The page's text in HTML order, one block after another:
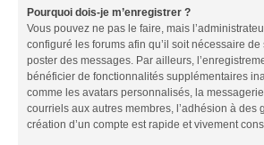
Pourquoi dois-je m’enregistrer ?
Vous pouvez ne pas le faire, mais
configuré les forums afin qu’il soit nécessaire de
poster des messages. Par ailleurs,
bénéficier de fonctionnalités supplémentaires
comme les avatars personnalisés, la
courriels aux autres membres, l’adhésion à des
création d’un compte est rapide et vivement